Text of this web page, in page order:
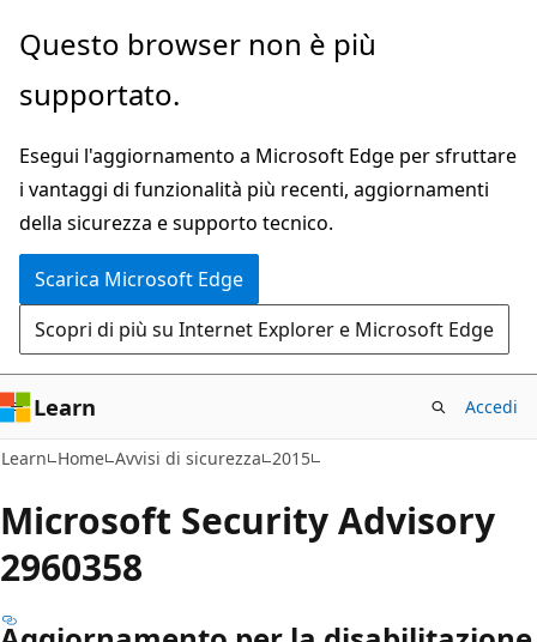
Ignora
passa
contenuto
principale
Questo browser non è più
supportato.
Esegui l'aggiornamento a Microsoft Edge per sfruttare
i vantaggi di funzionalità più recenti, aggiornamenti
della sicurezza e supporto tecnico.
Scarica Microsoft Edge
Scopri di più su Internet Explorer e Microsoft Edge
Learn Accedi
Learn Home Avvisi di sicurezza 2015
Microsoft Security Advisory
2960358